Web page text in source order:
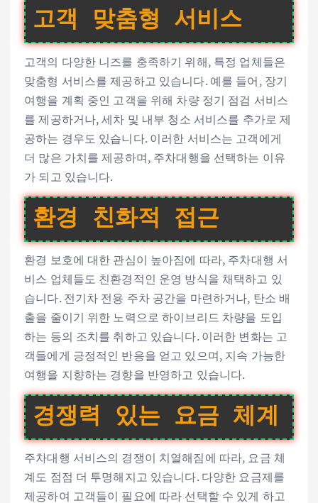
고객 맞춤형 서비스
고객의 다양한 니즈를 충족하기 위해, 특정 업체들은
맞춤형 서비스를 제공하고 있습니다. 예를 들어, 장기
여행을 계획 중인 고객을 위해 차량 정기 점검 서비스
를 제공하거나, 세차 및 내부 청소 서비스를 추가로 제
공하는 경우도 있습니다. 이러한 서비스는 고객에게
더 많은 가치를 제공하며, 주차대행을 선택하는 이유
가 되고 있습니다.
환경 친화적 접근
환경 보호에 대한 관심이 높아짐에 따라, 주차대행 서
비스 업체들도 친환경적인 운영 방식을 채택하고 있
습니다. 전기차 전용 주차 공간을 마련하거나, 탄소 배
출을 줄이기 위한 노력으로 하이브리드 차량을 도입
하는 등의 조치를 취하고 있습니다. 이러한 변화는 고
객들에게 긍정적인 반응을 얻고 있으며, 지속 가능한
여행을 지향하는 경향을 반영하고 있습니다.
경쟁력 있는 요금 체계
주차대행 서비스의 경쟁이 치열해짐에 따라, 요금 체
계도 점점 더 투명해지고 있습니다. 다양한 요금제를
제공하여 고객들이 필요에 따라 선택할 수 있게 하고